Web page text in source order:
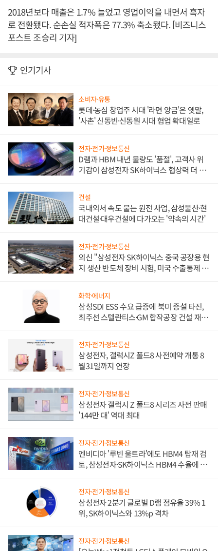
2018년보다 매출은 1.7% 늘었고 영업이익을 내면서 흑자
로 전환됐다. 순손실 적자폭은 77.3% 축소됐다. [비즈니스
포스트 조승리 기자]
인기기사
소비자·유통
롯데·농심 창업주 시대 '라면 앙금'은 옛말,
'사촌' 신동빈·신동원 시대 협업 확대일로
전자·전기·정보통신
D램과 HBM 내년 물량도 '품절', 고객사 위
기감이 삼성전자 SK하이닉스 협상력 더 키
건설
국내외서 속도 붙는 원전 사업, 삼성물산·현
대건설·대우건설에 다가오는 '약속의 시간'
전자·전기·정보통신
외신 "삼성전자 SK하이닉스 중국 공장용 현
지 생산 반도체 장비 시험, 미국 수출통제 대
화학·에너지
삼성SDI ESS 수요 급증에 북미 증설 타진,
최주선 스텔란티스·GM 합작공장 건설 재추
전자·전기·정보통신
삼성전자, 갤럭시Z 폴드8 사전예약 개통 8
월31일까지 연장
전자·전기·정보통신
삼성전자 갤럭시 Z 폴드8 시리즈 사전 판매
'144만 대' 역대 최대
전자·전기·정보통신
엔비디아 '루빈 울트라'에도 HBM4 탑재 검
토, 삼성전자·SK하이닉스 HBM4 수율에 주
전자·전기·정보통신
삼성전자 2분기 글로벌 D램 점유율 39% 1
위, SK하이닉스와 13%p 격차
전자·전기·정보통신